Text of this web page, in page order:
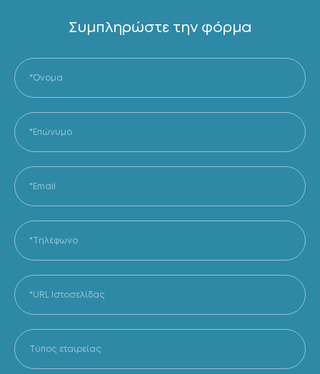
Συμπληρώστε την φόρμα